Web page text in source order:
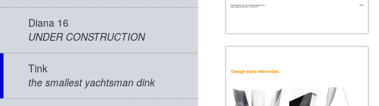
menu
Diana 16
UNDER CONSTRUCTION
Tink
the smallest yachtsman dink